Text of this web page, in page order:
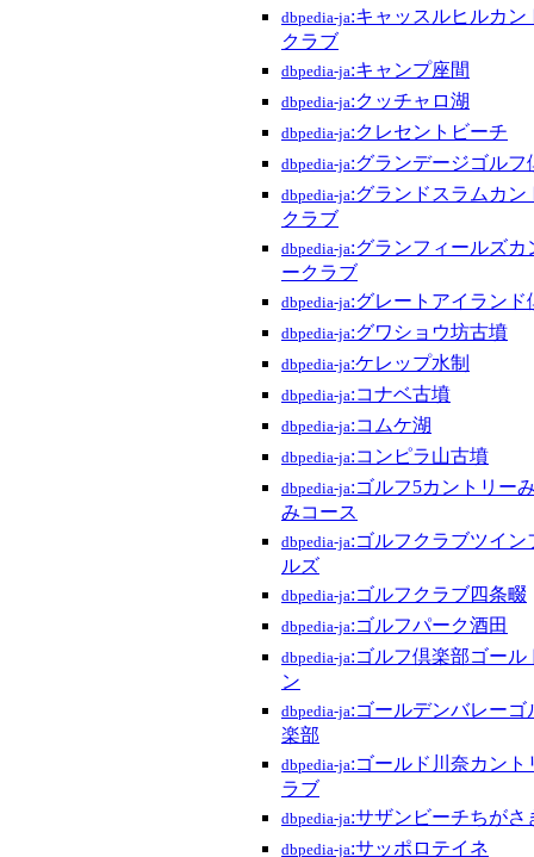
dbpedia-ja:キャッスルヒルカン
クラブ
dbpedia-ja:キャンプ座間
dbpedia-ja:クッチャロ湖
dbpedia-ja:クレセントビーチ
dbpedia-ja:グランデージゴルフ
dbpedia-ja:グランドスラムカン
クラブ
dbpedia-ja:グランフィールズカ
ークラブ
dbpedia-ja:グレートアイランド
dbpedia-ja:グワショウ坊古墳
dbpedia-ja:ケレップ水制
dbpedia-ja:コナベ古墳
dbpedia-ja:コムケ湖
dbpedia-ja:コンピラ山古墳
dbpedia-ja:ゴルフ5カントリー
みコース
dbpedia-ja:ゴルフクラブツイン
ルズ
dbpedia-ja:ゴルフクラブ四条畷
dbpedia-ja:ゴルフパーク酒田
dbpedia-ja:ゴルフ倶楽部ゴール
ン
dbpedia-ja:ゴールデンバレーゴ
楽部
dbpedia-ja:ゴールド川奈カント
ラブ
dbpedia-ja:サザンビーチちがさ
dbpedia-ja:サッポロテイネ